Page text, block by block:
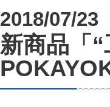
2018/07/23
新商品「